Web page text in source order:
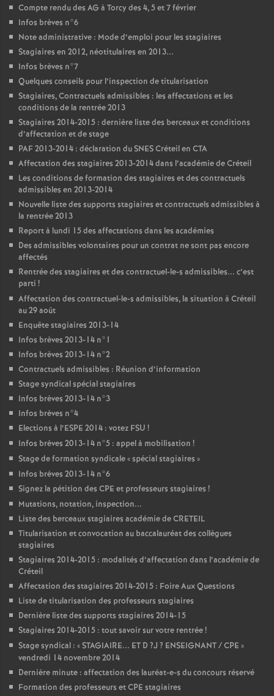
Compte rendu des AG à Torcy des 4, 5 et 7 février
Infos brèves n°6
Note administrative : Mode d’emploi pour les stagiaires
Stagiaires en 2012, néotitulaires en 2013...
Infos brèves n°7
Quelques conseils pour l’inspection de titularisation
Stagiaires, Contractuels admissibles : les affectations et les
conditions de la rentrée 2013
Stagiaires 2014-2015 : dernière liste des berceaux et conditions
d’affectation et de stage
PAF2013-2014 : déclaration duSNESCréteil en CTA
Affectation des stagiaires 2013-2014 dans l’académie de Créteil
Les conditions de formation des stagiaires et des contractuels
admissibles en 2013-2014
Nouvelle liste des supports stagiaires et contractuels admissibles à
la rentrée 2013
Report à lundi 15 des affectations dans les académies
Des admissibles volontaires pour un contrat ne sont pas encore
affectés
Rentrée des stagiaires et des contractuel-le-s admissibles... c’est
parti !
Affectation des contractuel-le-s admissibles, la situation à Créteil
au 29 août
Enquête stagiaires 2013-14
Infos brèves 2013-14 n°1
Infos brèves 2013-14 n°2
Contractuels admissibles : Réunion d’information
Stage syndical spécial stagiaires
Infos brèves 2013-14 n°3
Infos brèves n°4
Elections à l’ESPE 2014 : votez FSU !
Infos brèves 2013-14 n°5 : appel à mobilisation !
Stage de formation syndicale «spécial stagiaires »
Infos brèves 2013-14 n°6
Signez la pétition des CPE et professeurs stagiaires !
Mutations, notation, inspection...
Liste des berceaux stagiaires académie deCRETEIL
Titularisation et convocation au baccalauréat des collègues
stagiaires
Stagiaires 2014-2015 : modalités d’affectation dans l’académie de
Créteil
Affectation des stagiaires 2014-2015 : Foire Aux Questions
Liste de titularisation des professeurs stagiaires
Dernière liste des supports stagiaires 2014-15
Stagiaires 2014-2015 : tout savoir sur votre rentrée!
Stage syndical : «STAGIAIRE... ET D ?J ? ENSEIGNANT/CPE »
vendredi 14 novembre 2014
Dernière minute : affectation des lauréat-e-s du concours réservé
Formation des professeurs etCPE stagiaires